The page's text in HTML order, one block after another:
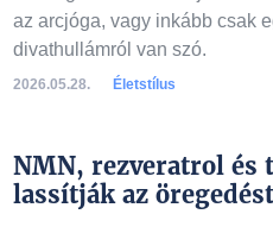
az arcjóga, vagy inkább csak
divathullámról van szó.
2026.05.28. Életstílus
NMN, rezveratrol és
lassítják az